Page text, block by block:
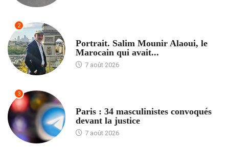
2
Portrait. Salim Mounir Alaoui, le
Marocain qui avait...
7 août 2026
3
Paris : 34 masculinistes convoqués
devant la justice
7 août 2026